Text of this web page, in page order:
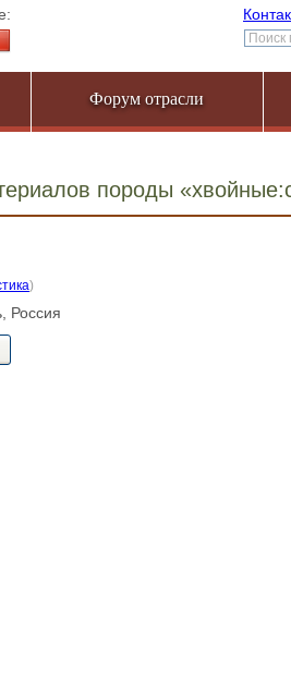
Форум отрасли
породы
)
Россия